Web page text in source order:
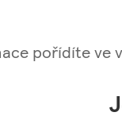
pořídíte ve